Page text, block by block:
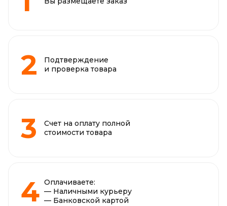
Подтверждение
и проверка товара
Счет на оплату полной
стоимости товара
Оплачиваете:
— Наличными курьеру
— Банковской картой